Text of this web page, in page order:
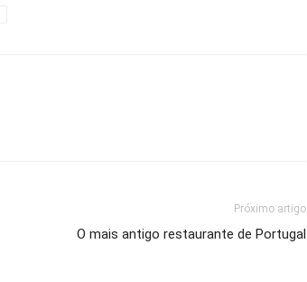
Próximo artigo
O mais antigo restaurante de Portugal